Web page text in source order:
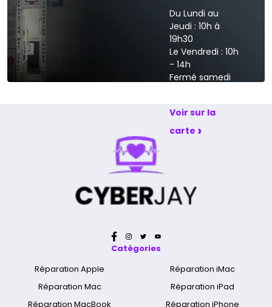
Du Lundi au
Jeudi : 10h à
19h30
Le Vendredi : 10h
- 14h
Fermé samedi
Voir sur la
carte ›
Catégories
Réparation Apple
Réparation Mac
Réparation MacBook
Réparation iMac
Réparation iPad
Réparation iPhone